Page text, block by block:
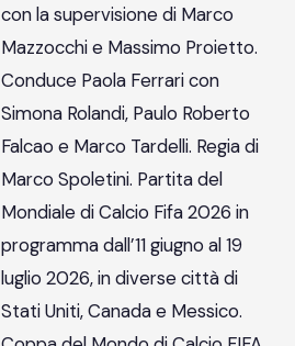
con la supervisione di Marco
Mazzocchi e Massimo Proietto.
Conduce Paola Ferrari con
Simona Rolandi, Paulo Roberto
Falcao e Marco Tardelli. Regia di
Marco Spoletini. Partita del
Mondiale di Calcio Fifa 2026 in
programma dall’11 giugno al 19
luglio 2026, in diverse città di
Stati Uniti, Canada e Messico.